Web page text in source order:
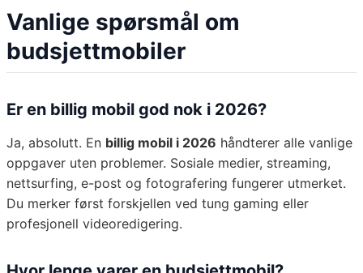
Vanlige spørsmål om
budsjettmobiler
Er en billig mobil god nok i 2026?
Ja, absolutt. En billig mobil i 2026 håndterer alle vanlige
oppgaver uten problemer. Sosiale medier, streaming,
nettsurfing, e-post og fotografering fungerer utmerket.
Du merker først forskjellen ved tung gaming eller
profesjonell videoredigering.